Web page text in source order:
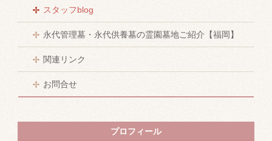
スタッフblog
永代管理墓・永代供養墓の霊園墓地ご紹介【福岡】
関連リンク
お問合せ
プロフィール